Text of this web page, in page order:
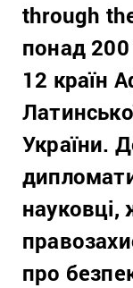
through
понад 200
12 країн
України.
науковці,
про